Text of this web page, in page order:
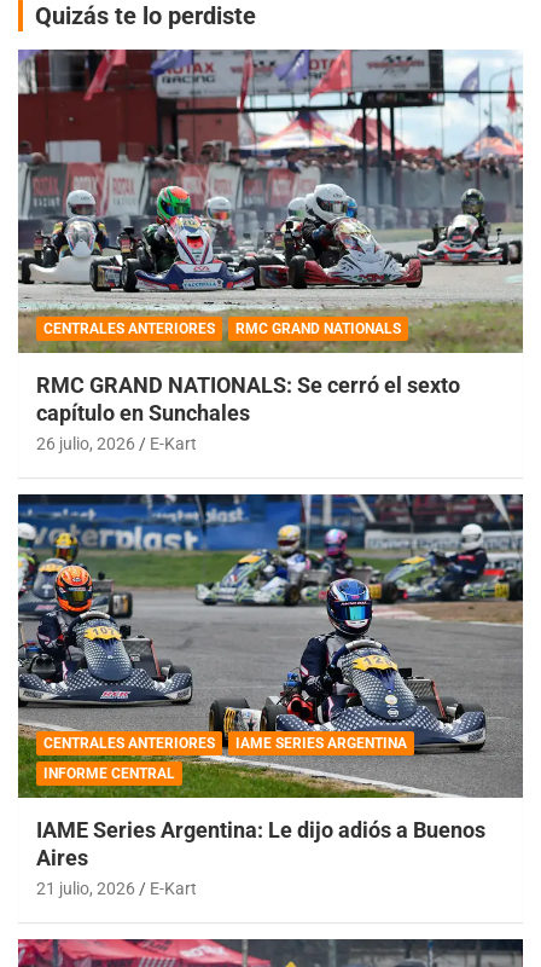
Quizás te lo perdiste
CENTRALES ANTERIORES RMC GRAND NATIONALS
RMC GRAND NATIONALS: Se cerró el sexto
capítulo en Sunchales
26 julio, 2026 E-Kart
CENTRALES ANTERIORES
IAME SERIES ARGENTINA
INFORME CENTRAL
IAME Series Argentina: Le dijo adiós a Buenos
Aires
21 julio, 2026 E-Kart